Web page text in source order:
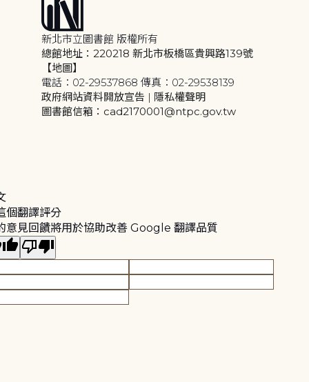
新北市立圖書館 版權所有
總館地址：220218 新北市板橋區貴興路139號
【地圖】
電話：02-29537868 傳真：02-29538139
政府網站資料開放宣告 | 隱私權聲明
圖書館信箱：cad2170001@ntpc.gov.tw
個翻譯評分
意見回饋將用於協助改善 Google 翻譯品質